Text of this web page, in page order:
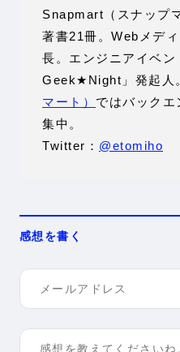
Snapmart（スナップ
著書21冊。Webメデ
長。エンジニアイベン
Geek★Night」発起人
マート） ではバックエ
集中。
Twitter： @etomiho
感想を書く